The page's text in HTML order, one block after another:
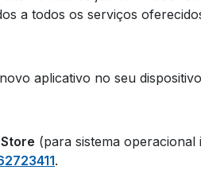
a todos os serviços
aplicativo no seu
(para sistema operacional
.